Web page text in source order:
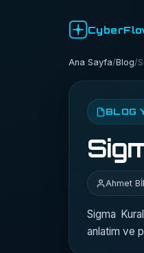
Ana Sayfa/Blog/
BLOG
Ahmet
Sigma
anlatim ve